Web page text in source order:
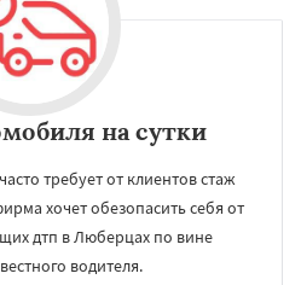
на сутки
требует от клиентов стаж
хочет обезопасить себя от
дтп в Люберцах по вине
водителя.